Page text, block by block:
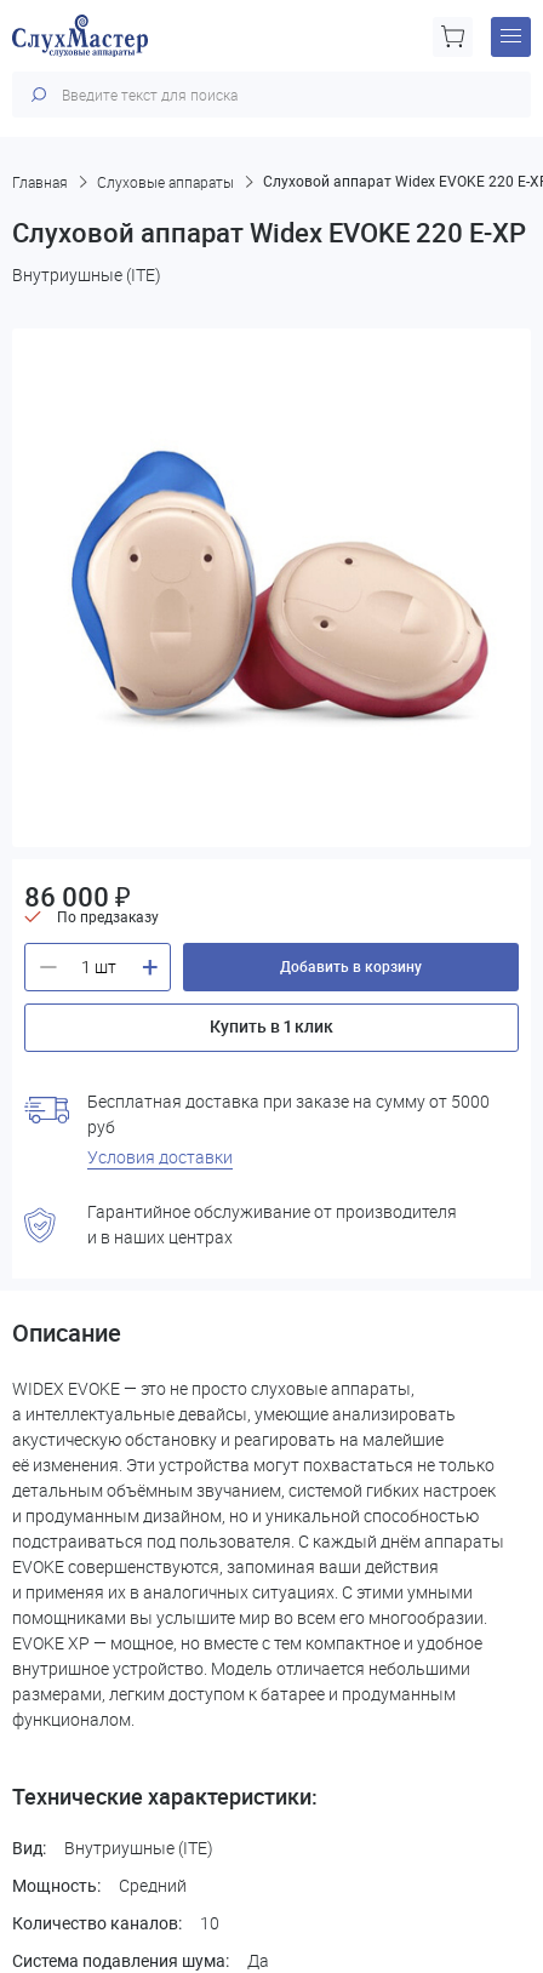
Главная Слуховые аппараты Слуховой аппарат Widex EVOKE 220 E-
Слуховой аппарат Widex EVOKE 220 E-XP
Внутриушные (ITE)
86 000 ₽
По предзаказу
— + Добавить в корзину
Купить в 1 клик
Бесплатная доставка при заказе на сумму от 5000
руб
Условия доставки
Гарантийное обслуживание от производителя
и в наших центрах
Описание
WIDEX EVOKE — это не просто слуховые аппараты,
а интеллектуальные девайсы, умеющие анализировать
акустическую обстановку и реагировать на малейшие
её изменения. Эти устройства могут похвастаться не только
детальным объёмным звучанием, системой гибких настроек
и продуманным дизайном, но и уникальной способностью
подстраиваться под пользователя. С каждый днём аппараты
EVOKE совершенствуются, запоминая ваши действия
и применяя их в аналогичных ситуациях. С этими умными
помощниками вы услышите мир во всем его многообразии.
EVOKE XP — мощное, но вместе с тем компактное и удобное
внутришное устройство. Модель отличается небольшими
размерами, легким доступом к батарее и продуманным
функционалом.
Технические характеристики:
Вид: Внутриушные (ITE)
Мощность: Средний
Количество каналов: 10
Система подавления шума: Да